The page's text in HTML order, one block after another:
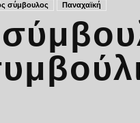
σύμβουλος Παναχαϊκή